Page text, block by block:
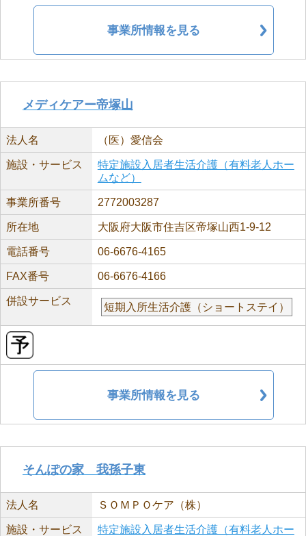
事業所情報を見る
メディケアー帝塚山
法人名 （医）愛信会
施設・サービス
特定施設入居者生活介護（有料老人ホー
ムなど）
事業所番号 2772003287
所在地 大阪府大阪市住吉区帝塚山西1-9-12
電話番号 06-6676-4165
FAX番号 06-6676-4166
併設サービス
短期入所生活介護（ショートステイ）
事業所情報を見る
そんぽの家 我孫子東
法人名 ＳＯＭＰＯケア（株）
施設・サービス
特定施設入居者生活介護（有料老人ホー